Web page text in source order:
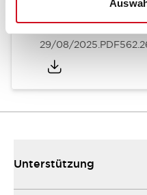
29/08/2025.PDF
Unterstützung